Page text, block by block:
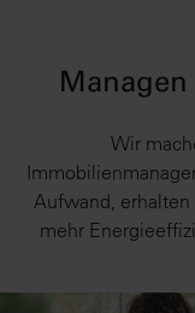
Wir
Aufwand,
mehr